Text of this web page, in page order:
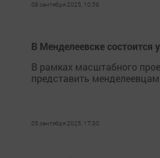
08 сентября 2025, 10:59
В Менделеевске состоится
В рамках масштабного
представить
05 сентября 2025, 17:30